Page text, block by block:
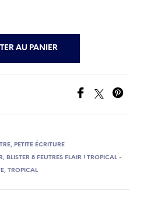
AU PANIER
, PETITE ÉCRITURE
, BLISTER 8 FEUTRES FLAIR ! TROPICAL -
, TROPICAL